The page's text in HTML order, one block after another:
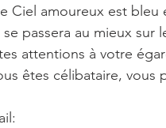
Ciel amoureux est bleu
passera au mieux sur
attentions à votre
êtes célibataire, vous